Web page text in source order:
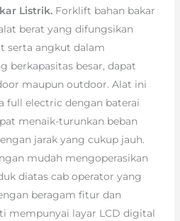
Listrik. Forklift bahan bakar
berat yang difungsikan
serta angkut dalam
berkapasitas besar, dapat
maupun outdoor. Alat ini
full electric dengan baterai
menaik-turunkan beban
jarak yang cukup jauh.
mudah mengoperasikan
diatas cab operator yang
beragam fitur dan
mempunyai layar LCD digital